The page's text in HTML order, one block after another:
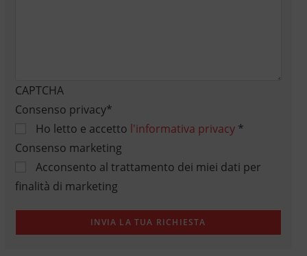
CAPTCHA
Consenso privacy*
Ho letto e accetto l'informativa privacy*
Consenso marketing
Acconsento al trattamento dei miei dati per
finalità di marketing